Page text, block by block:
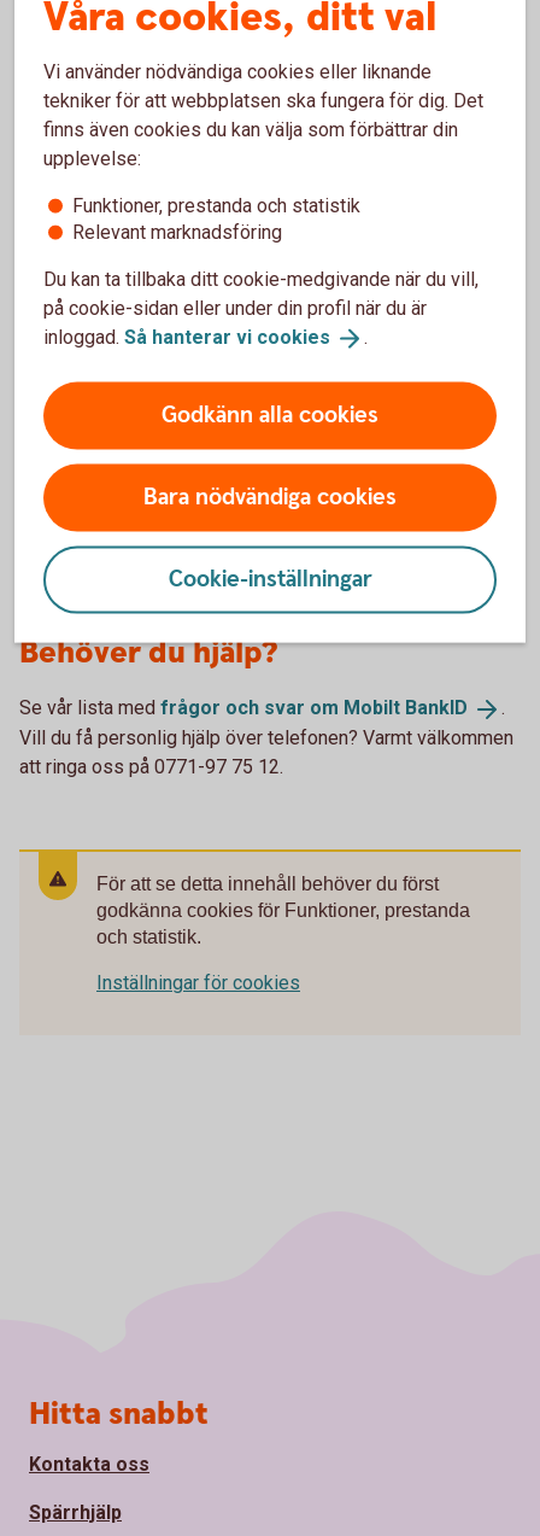
Skaffa Mobilt BankID i appen för
privatpersoner
Ladda ner BankID säkerhetsapp från App Store eller
Google Play till din mobiltelefon.
säkerhetsdosa.
Tryck på menyraden.
Tryck på Beställ Mobilt BankID
Godkänn villkoren och följ instruktionerna. Klart!
Behöver du hjälp?
Se vår lista med frågor och svar om Mobilt BankID
.
Vill du få personlig hjälp över telefonen? Varmt välkommen
att ringa oss på 0771-97 75 12.
För att se detta innehåll behöver du först
godkänna cookies för Funktioner, prestanda
och statistik.
Inställningar för cookies
Våra cookies, ditt val
Vi använder nödvändiga cookies eller liknande
tekniker för att webbplatsen ska fungera för dig. Det
finns även cookies du kan välja som förbättrar din
upplevelse:
Funktioner, prestanda och statistik
Relevant marknadsföring
Du kan ta tillbaka ditt cookie-medgivande när du vill,
på cookie-sidan eller under din profil när du är
inloggad. Så hanterar vi cookies .
Godkänn alla cookies
Bara nödvändiga cookies
Cookie-inställningar
Sidfot
Hitta snabbt
Kontakta oss
Spärrhjälp